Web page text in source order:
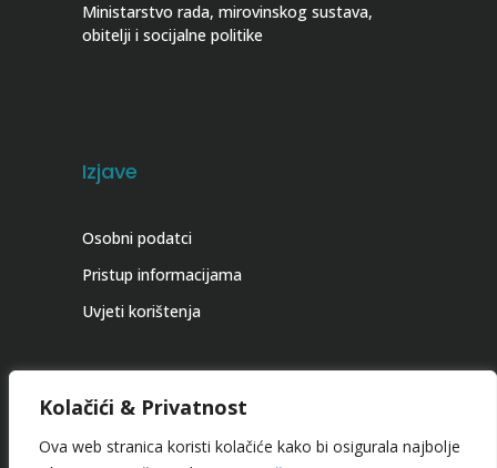
Kolačići & Privatnost
Ova web stranica koristi kolačiće kako bi osigurala najbolje
Ministarstvo rada, mirovinskog sustava,
obitelji i socijalne politike
Izjave
Osobni podatci
Pristup informacijama
Uvjeti korištenja